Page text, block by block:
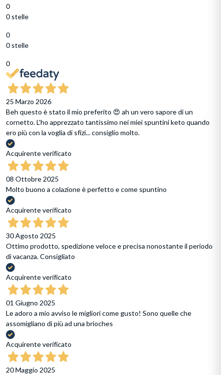
0
0 stelle
0
0 stelle
0
25 Marzo 2026
Beh questo è stato il mio preferito 😍 ah un vero sapore di un
cornetto. L'ho apprezzato tantissimo nei miei spuntini keto quando
ero più con la voglia di sfizi... consiglio molto.
Acquirente verificato
08 Ottobre 2025
Molto buono a colazione è perfetto e come spuntino
Acquirente verificato
30 Agosto 2025
Ottimo prodotto, spedizione veloce e precisa nonostante il periodo
di vacanza. Consigliato
Acquirente verificato
01 Giugno 2025
Le adoro a mio avviso le migliori come gusto! Sono quelle che
assomigliano di più ad una brioches
Acquirente verificato
20 Maggio 2025